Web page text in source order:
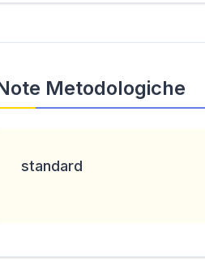
Metodologiche
standard